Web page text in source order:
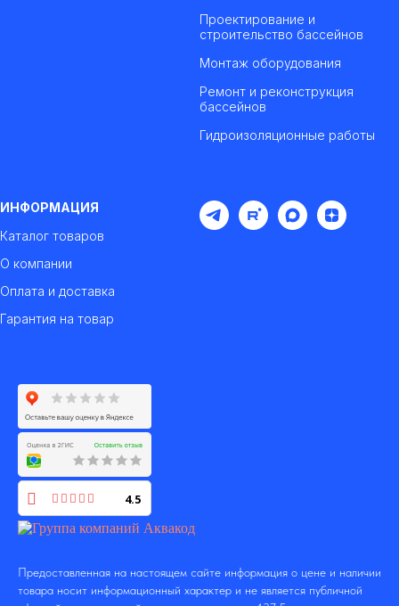
Проектирование и
строительство бассейнов
Монтаж оборудования
Ремонт и реконструкция
бассейнов
Гидроизоляционные работы
ИНФОРМАЦИЯ
Каталог товаров
О компании
Оплата и доставка
Гарантия на товар
4.5
Предоставленная на настоящем сайте информация о цене и наличии
товара носит информационный характер и не является публичной